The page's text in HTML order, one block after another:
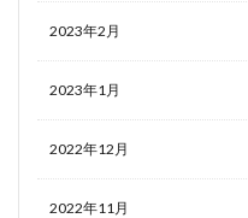
2023年2月
2023年1月
2022年12月
2022年11月